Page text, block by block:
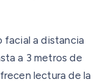
facial a distancia
a 3 metros de
lectura de la